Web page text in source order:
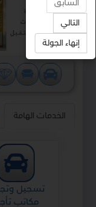
الخدمات الهامة
تسجيل
مكاتب تأجير
السابق
التالي
إنهاء الجولة